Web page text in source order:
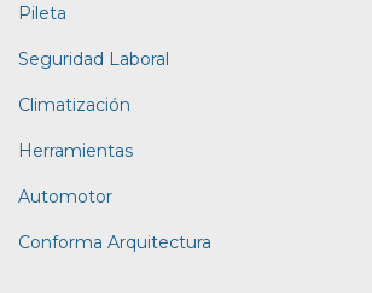
Pileta
Seguridad Laboral
Climatización
Herramientas
Automotor
Conforma Arquitectura